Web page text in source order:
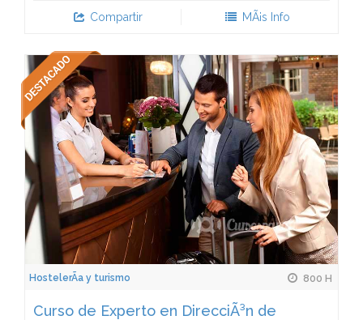
Compartir MÃ¡s Info
HostelerÃ­a y turismo 800 H
Curso de Experto en DirecciÃ³n de